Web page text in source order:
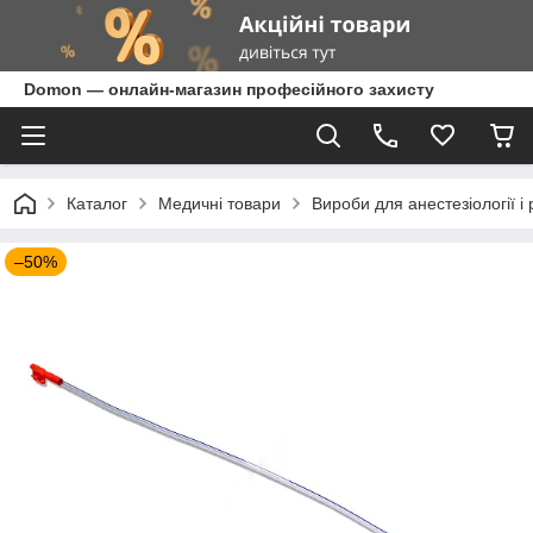
Domon — онлайн-магазин професійного захисту
Каталог Медичні товари Вироби для анестезіології і
–50%